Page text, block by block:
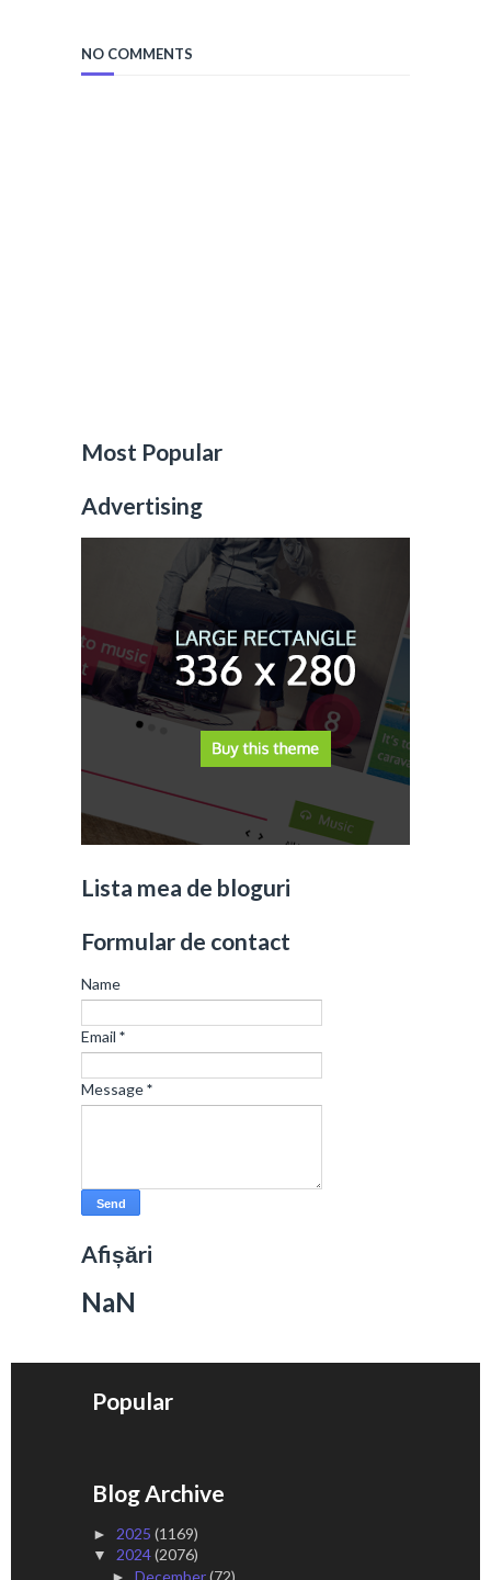
NO COMMENTS
Most Popular
Advertising
Lista mea de bloguri
Formular de contact
Name
Email *
Message*
Afișări
NaN
Popular
Blog Archive
► 2025 (1169)
▼ 2024(2076)
► December(72)